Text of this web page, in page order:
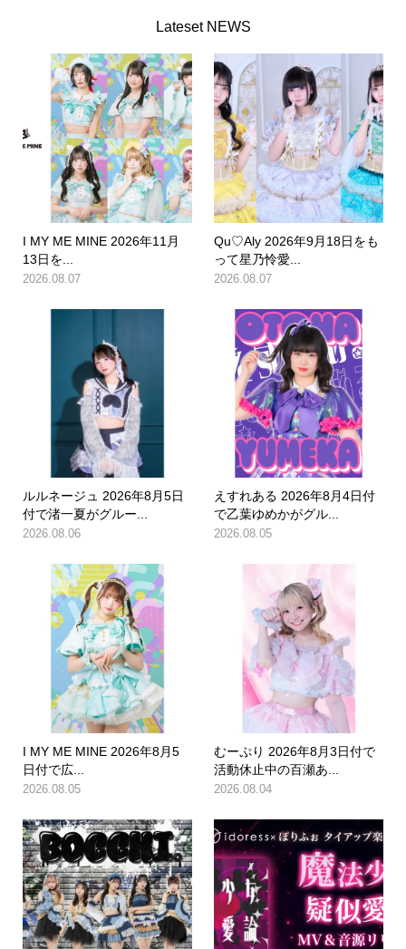
Lateset NEWS
I MY ME MINE 2026年11月
13日を...
2026.08.07
Qu♡Aly 2026年9月18日をも
って星乃怜愛...
2026.08.07
ルルネージュ 2026年8月5日
付で渚一夏がグルー...
2026.08.06
えすれある 2026年8月4日付
で乙葉ゆめかがグル...
2026.08.05
I MY ME MINE 2026年8月5
日付で広...
2026.08.05
むーぷり 2026年8月3日付で
活動休止中の百瀬あ...
2026.08.04